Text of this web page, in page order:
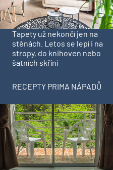
Tapety už nekončí jen na
stěnách. Letos se lepí i na
stropy, do knihoven nebo
šatních skříní
RECEPTY PRIMA NÁPADŮ